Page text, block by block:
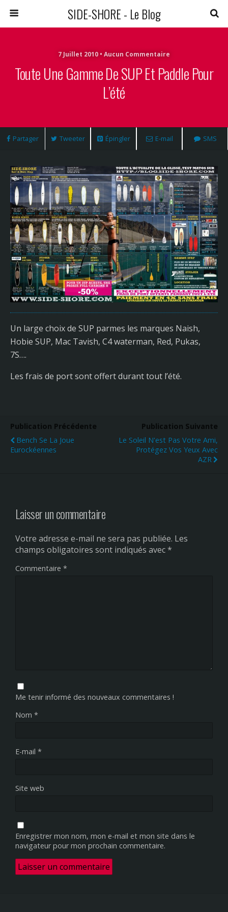
SIDE-SHORE - Le Blog
7 Juillet 2010 • Aucun Commentaire
Toute Une Gamme De SUP Et Paddle Pour
L’été
Partager Tweeter Épingler E-mail SMS
Un large choix de SUP parmes les marques Naish,
Hobie SUP, Mac Tavish, C4 waterman, Red, Pukas,
7S….
Les frais de port sont offert durant tout l’été.
Publication Précédente
Bench Se La Joue
Eurockéennes
Publication Suivante
Le Soleil N'est Pas Votre Ami,
Protégez Vos Yeux Avec
AZR
Laisser un commentaire
Votre adresse e-mail ne sera pas publiée. Les
champs obligatoires sont indiqués avec*
Commentaire *
Me tenir informé des nouveaux commentaires !
Nom *
E-mail *
Site web
Enregistrer mon nom, mon e-mail et mon site dans le
navigateur pour mon prochain commentaire.